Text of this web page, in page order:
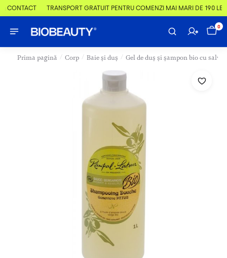
CONTACT TRANSPORT GRATUIT PENTRU COMENZI MAI MARI DE 190 LEI
0
Prima pagină / Corp / Baie și duș / Gel de duș și șampon bio cu